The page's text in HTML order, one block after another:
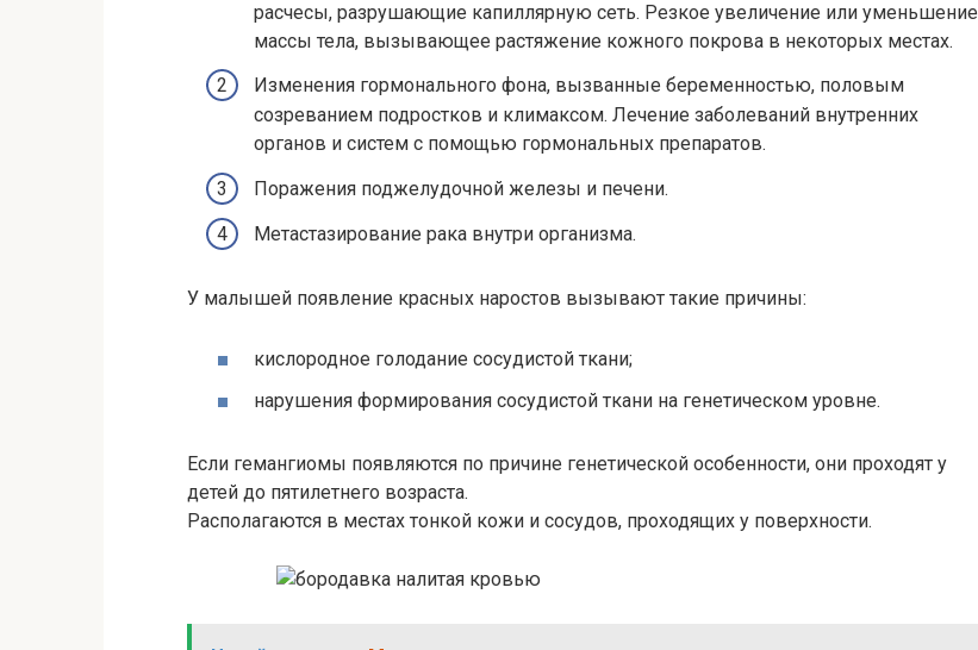
расчесы, разрушающие капиллярную сеть. Резкое увеличение или уменьшение
массы тела, вызывающее растяжение кожного покрова в некоторых местах.
Изменения гормонального фона, вызванные беременностью, половым
созреванием подростков и климаксом. Лечение заболеваний внутренних
органов и систем с помощью гормональных препаратов.
Поражения поджелудочной железы и печени.
Метастазирование рака внутри организма.
У малышей появление красных наростов вызывают такие причины:
кислородное голодание сосудистой ткани;
нарушения формирования сосудистой ткани на генетическом уровне.
Если гемангиомы появляются по причине генетической особенности, они проходят у
детей до пятилетнего возраста.
Располагаются в местах тонкой кожи и сосудов, проходящих у поверхности.